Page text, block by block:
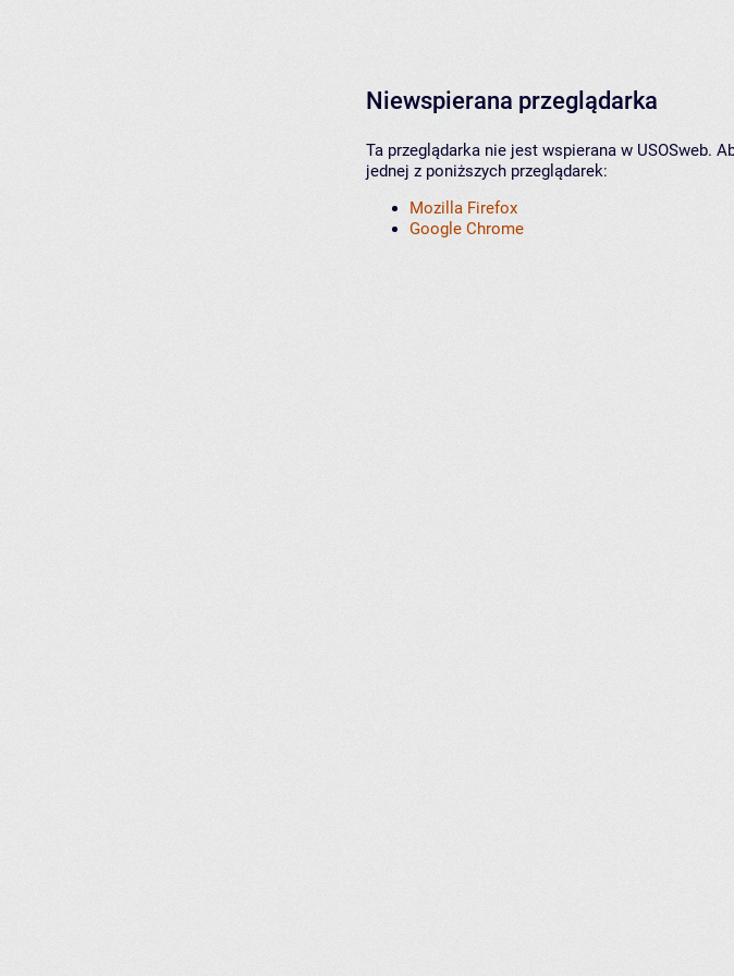
Niewspierana przeglądarka
Ta przeglądarka nie jest wspierana w USOSweb.
jednej z poniższych przeglądarek:
Mozilla Firefox
Google Chrome